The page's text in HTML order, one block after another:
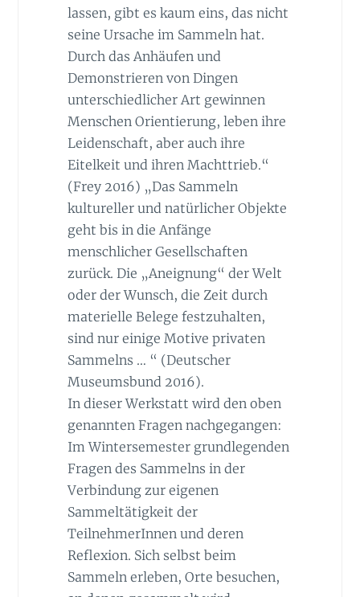
lassen, gibt es kaum eins, das nicht
seine Ursache im Sammeln hat.
Durch das Anhäufen und
Demonstrieren von Dingen
unterschiedlicher Art gewinnen
Menschen Orientierung, leben ihre
Leidenschaft, aber auch ihre
Eitelkeit und ihren Machttrieb.“
(Frey 2016) „Das Sammeln
kultureller und natürlicher Objekte
geht bis in die Anfänge
menschlicher Gesellschaften
zurück. Die „Aneignung“ der Welt
oder der Wunsch, die Zeit durch
materielle Belege festzuhalten,
sind nur einige Motive privaten
Sammelns … “ (Deutscher
Museumsbund 2016).
In dieser Werkstatt wird den oben
genannten Fragen nachgegangen:
Im Wintersemester grundlegenden
Fragen des Sammelns in der
Verbindung zur eigenen
Sammeltätigkeit der
TeilnehmerInnen und deren
Reflexion. Sich selbst beim
Sammeln erleben, Orte besuchen,